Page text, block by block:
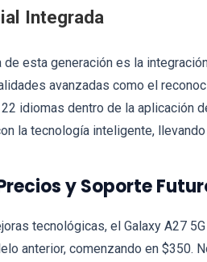
Integrada
esta generación es la
avanzadas como el
idiomas dentro de la aplicación
la tecnología inteligente,
y Soporte
tecnológicas, el Galaxy A27
anterior, comenzando en $350.